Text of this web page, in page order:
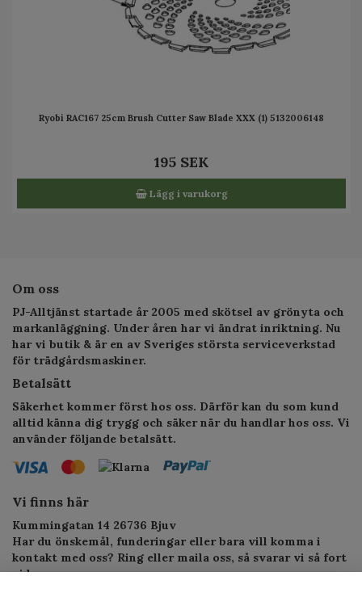
Ryobi RAC167 25cm Brush Cutter Saw Blade XXX (1) 5132006148
195 SEK
Lägg i varukorg
Om oss
PJ-Alltjänst startade år 2005 med skötsel av grönyta och
markanläggning. Under åren har vi ändrat inriktning. Nu
har vi butik & är en av Sveriges största serviceverkstad
för trädgårdsmaskiner.
Betalsätt
Säkerhet kommer först hos oss. Därför kan du som kund
alltid känna dig trygg och säker när du handlar hos oss. Vi
använder följande betalsätt.
Vi finns här
Kummingatan 14 26736 Bjuv
Har du önskemål, funderingar eller bara vill komma i
kontakt med oss? Ring eller maila oss, så svarar vi så fort
vi kan.